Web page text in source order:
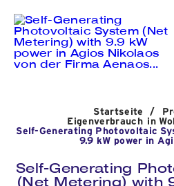
Das
Startseite /
Eigenverbrauch in
Self-Generating Photovoltaic
9.9 kW power in
Self-Generating
(Net Metering) with